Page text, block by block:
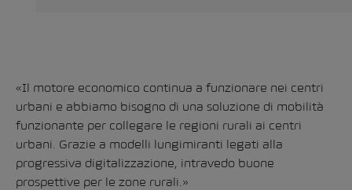
«Il motore economico continua a funzionare nei centri
urbani e abbiamo bisogno di una soluzione di mobilità
funzionante per collegare le regioni rurali ai centri
urbani. Grazie a modelli lungimiranti legati alla
progressiva digitalizzazione, intravedo buone
prospettive per le zone rurali.»